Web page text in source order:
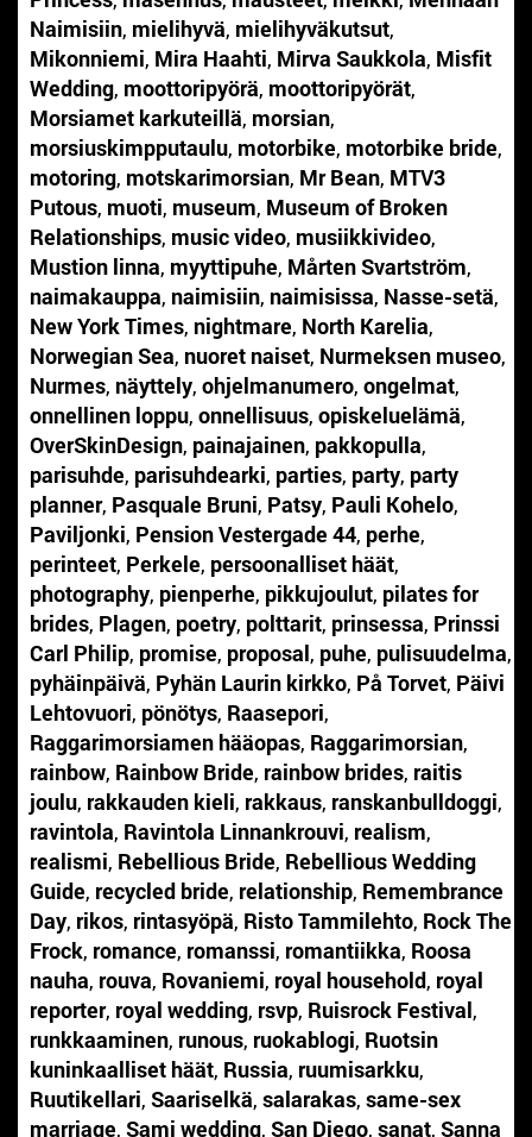
Naimisiin, mielihyvä, mielihyväkutsut,
Mikonniemi, Mira Haahti, Mirva Saukkola, Misfit
Wedding, moottoripyörä, moottoripyörät,
Morsiamet karkuteillä, morsian,
morsiuskimpputaulu, motorbike, motorbike bride,
motoring, motskarimorsian, Mr Bean, MTV3
Putous, muoti, museum, Museum of Broken
Relationships, music video, musiikkivideo,
Mustion linna, myyttipuhe, Mårten Svartström,
naimakauppa, naimisiin, naimisissa, Nasse-setä,
New York Times, nightmare, North Karelia,
Norwegian Sea, nuoret naiset, Nurmeksen museo,
Nurmes, näyttely, ohjelmanumero, ongelmat,
onnellinen loppu, onnellisuus, opiskeluelämä,
OverSkinDesign, painajainen, pakkopulla,
parisuhde, parisuhdearki, parties, party, party
planner, Pasquale Bruni, Patsy, Pauli Kohelo,
Paviljonki, Pension Vestergade 44, perhe,
perinteet, Perkele, persoonalliset häät,
photography, pienperhe, pikkujoulut, pilates for
brides, Plagen, poetry, polttarit, prinsessa, Prinssi
Carl Philip, promise, proposal, puhe, pulisuudelma,
pyhäinpäivä, Pyhän Laurin kirkko, På Torvet, Päivi
Lehtovuori, pönötys, Raasepori,
Raggarimorsiamen hääopas, Raggarimorsian,
rainbow, Rainbow Bride, rainbow brides, raitis
joulu, rakkauden kieli, rakkaus, ranskanbulldoggi,
ravintola, Ravintola Linnankrouvi, realism,
realismi, Rebellious Bride, Rebellious Wedding
Guide, recycled bride, relationship, Remembrance
Day, rikos, rintasyöpä, Risto Tammilehto, Rock The
Frock, romance, romanssi, romantiikka, Roosa
nauha, rouva, Rovaniemi, royal household, royal
reporter, royal wedding, rsvp, Ruisrock Festival,
runkkaaminen, runous, ruokablogi, Ruotsin
kuninkaalliset häät, Russia, ruumisarkku,
Ruutikellari, Saariselkä, salarakas, same-sex
marriage, Sami wedding, San Diego, sanat, Sanna